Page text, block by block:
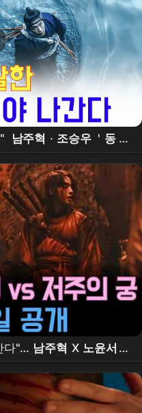
남주혁 · 조승우 ' 동
7월 17일 공개
다"… 남주혁 X 노윤서 ,
' 동궁 '의 정체는?